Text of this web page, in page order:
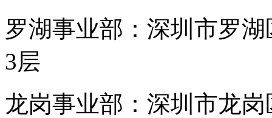
罗湖事业部：深圳市罗
3层
龙岗事业部：深圳市龙